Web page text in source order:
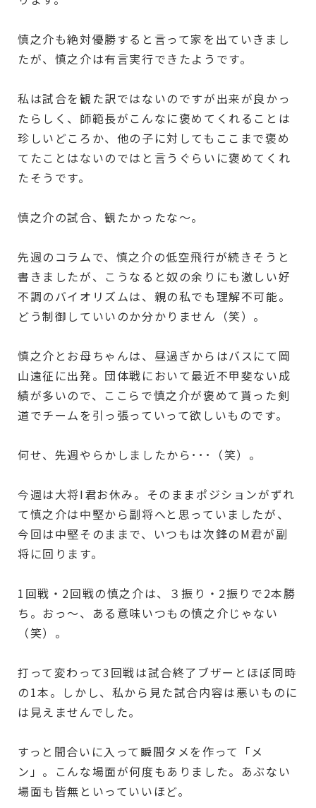
慎之介も絶対優勝すると言って家を出ていきまし
たが、慎之介は有言実行できたようです。
私は試合を観た訳ではないのですが出来が良かっ
たらしく、師範長がこんなに褒めてくれることは
珍しいどころか、他の子に対してもここまで褒め
てたことはないのではと言うぐらいに褒めてくれ
たそうです。
慎之介の試合、観たかったな～。
先週のコラムで、慎之介の低空飛行が続きそうと
書きましたが、こうなると奴の余りにも激しい好
不調のバイオリズムは、親の私でも理解不可能。
どう制御していいのか分かりません（笑）。
慎之介とお母ちゃんは、昼過ぎからはバスにて岡
山遠征に出発。団体戦において最近不甲斐ない成
績が多いので、ここらで慎之介が褒めて貰った剣
道でチームを引っ張っていって欲しいものです。
何せ、先週やらかしましたから･･･（笑）。
今週は大将I君お休み。そのままポジションがずれ
て慎之介は中堅から副将へと思っていましたが、
今回は中堅そのままで、いつもは次鋒のM君が副
将に回ります。
1回戦・2回戦の慎之介は、３振り・2振りで2本勝
ち。おっ～、ある意味いつもの慎之介じゃない
（笑）。
打って変わって3回戦は試合終了ブザーとほぼ同時
の1本。しかし、私から見た試合内容は悪いものに
は見えませんでした。
すっと間合いに入って瞬間タメを作って「メ
ン」。こんな場面が何度もありました。あぶない
場面も皆無といっていいほど。